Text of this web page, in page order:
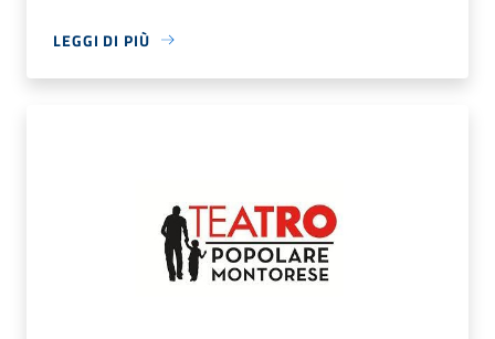
LEGGI DI PIÙ